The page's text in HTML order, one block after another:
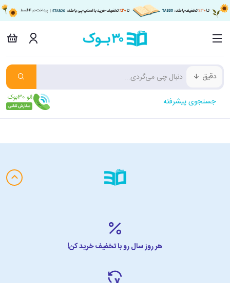
دقیق
جستجوی پیشرفته
هر روز سال رو با تخفیف خرید کن!